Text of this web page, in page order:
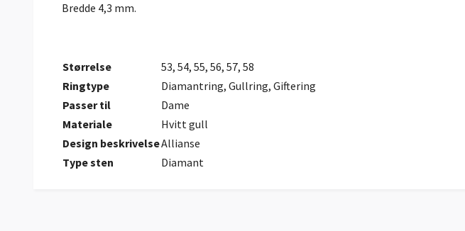
Bredde 4,3 mm.
Størrelse
53, 54, 55, 56, 57, 58
Ringtype
Diamantring, Gullring, Giftering
Passer til
Dame
Materiale
Hvitt gull
Design beskrivelseAllianse
Type sten
Diamant